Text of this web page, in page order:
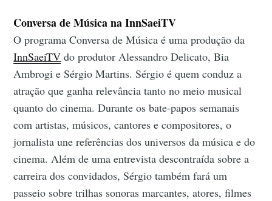
Conversa de Música na InnSaeiTV
O programa Conversa de Música é uma produção da
InnSaeiTV do produtor Alessandro Delicato, Bia
Ambrogi e Sérgio Martins. Sérgio é quem conduz a
atração que ganha relevância tanto no meio musical
quanto do cinema. Durante os bate-papos semanais
com artistas, músicos, cantores e compositores, o
jornalista une referências dos universos da música e do
cinema. Além de uma entrevista descontraída sobre a
carreira dos convidados, Sérgio também fará um
passeio sobre trilhas sonoras marcantes, atores, filmes